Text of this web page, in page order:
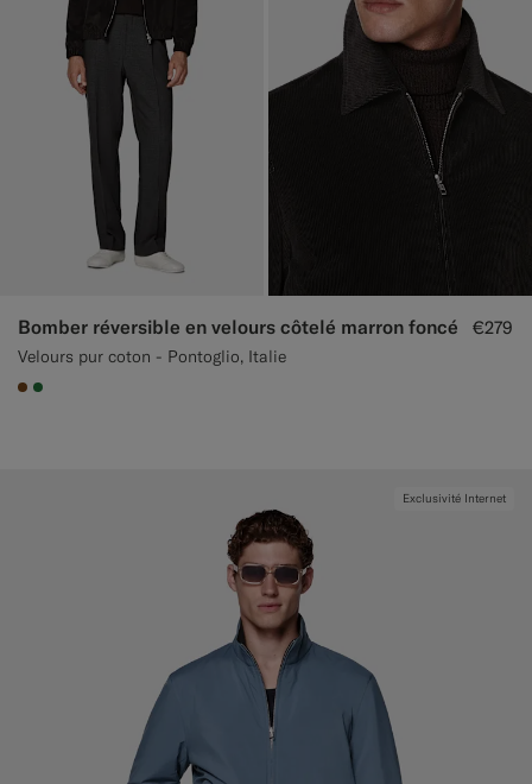
Bomber réversible en velours côtelé marron foncé
Velours pur coton - Pontoglio, Italie
€279
#76471B
#227038
Exclusivité Internet